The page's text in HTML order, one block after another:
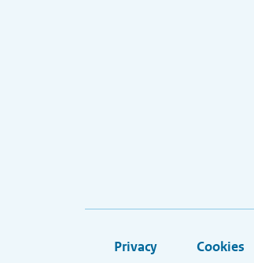
Privacy Cookies